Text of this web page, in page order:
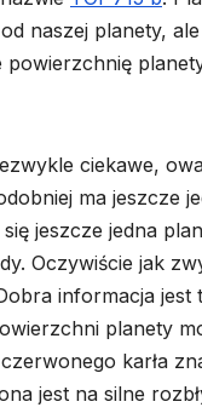
naszej planety,
powierzchnię
ciekawe,
ma jeszcze
się jeszcze jedna
Oczywiście jak
informacja jest
planety
karła
jest na silne